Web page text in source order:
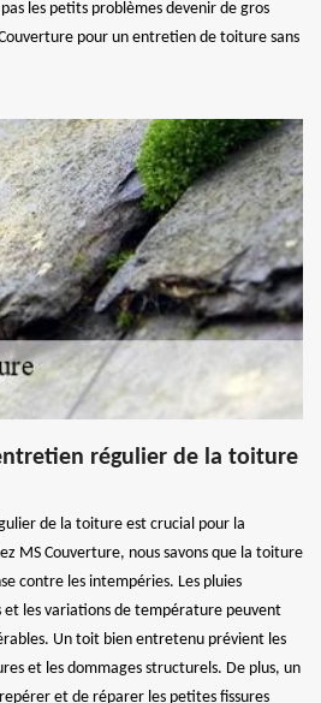
les petits problèmes devenir de gros
pour un entretien de toiture sans
régulier de la toiture
de la toiture est crucial pour la
MS Couverture, nous savons que la toiture
contre les intempéries. Les pluies
et les variations de température peuvent
Un toit bien entretenu prévient les
et les dommages structurels. De plus, un
et de réparer les petites fissures